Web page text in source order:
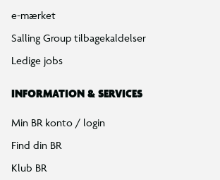
e-mærket
Salling Group tilbagekaldelser
Ledige jobs
INFORMATION & SERVICES
Min BR konto / login
Find din BR
Klub BR